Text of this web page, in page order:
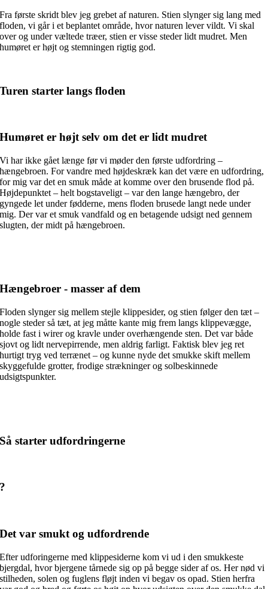
Fra første skridt blev jeg grebet af naturen. Stien slynger sig lang med
floden, vi går i et beplantet område, hvor naturen lever vildt. Vi skal
over og under væltede træer, stien er visse steder lidt mudret. Men
humøret er højt og stemningen rigtig god.
Turen starter langs floden
Humøret er højt selv om det er lidt mudret
Vi har ikke gået længe før vi møder den første udfordring –
hængebroen. For vandre med højdeskræk kan det være en udfordring,
for mig var det en smuk måde at komme over den brusende flod på.
Højdepunktet – helt bogstaveligt – var den lange hængebro, der
gyngede let under fødderne, mens floden brusede langt nede under
mig. Der var et smuk vandfald og en betagende udsigt ned gennem
slugten, der midt på hængebroen.
Hængebroer - masser af dem
Floden slynger sig mellem stejle klippesider, og stien følger den tæt –
nogle steder så tæt, at jeg måtte kante mig frem langs klippevægge,
holde fast i wirer og kravle under overhængende sten. Det var både
sjovt og lidt nervepirrende, men aldrig farligt. Faktisk blev jeg ret
hurtigt tryg ved terrænet – og kunne nyde det smukke skift mellem
skyggefulde grotter, frodige strækninger og solbeskinnede
udsigtspunkter.
Så starter udfordringerne
?
Det var smukt og udfordrende
Efter udforingerne med klippesiderne kom vi ud i den smukkeste
bjergdal, hvor bjergene tårnede sig op på begge sider af os. Her nød vi
stilheden, solen og fuglens fløjt inden vi begav os opad. Stien herfra